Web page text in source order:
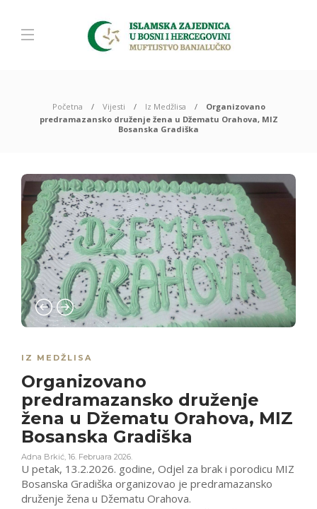
Početna Vijesti Iz Medžlisa
Organizovano
predramazansko druženje žena u Džematu Orahova, MIZ
Bosanska Gradiška
IZ MEDŽLISA
Organizovano
predramazansko druženje
žena u Džematu Orahova, MIZ
Bosanska Gradiška
Adna Brkić, 16. Februara 2026.
U petak, 13.2.2026. godine, Odjel za brak i porodicu MIZ
Bosanska Gradiška organizovao je predramazansko
druženje žena u Džematu Orahova.